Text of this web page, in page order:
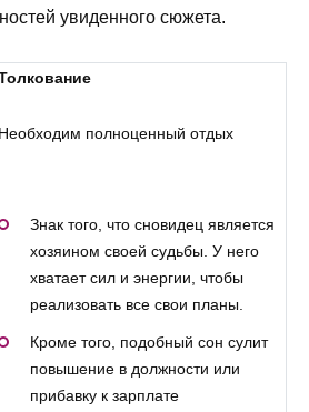
увиденного сюжета.
Необходим полноценный отдых
Знак того, что сновидец является
хозяином своей судьбы. У него
хватает сил и энергии, чтобы
реализовать все свои планы.
Кроме того, подобный сон сулит
повышение в должности или
прибавку к зарплате